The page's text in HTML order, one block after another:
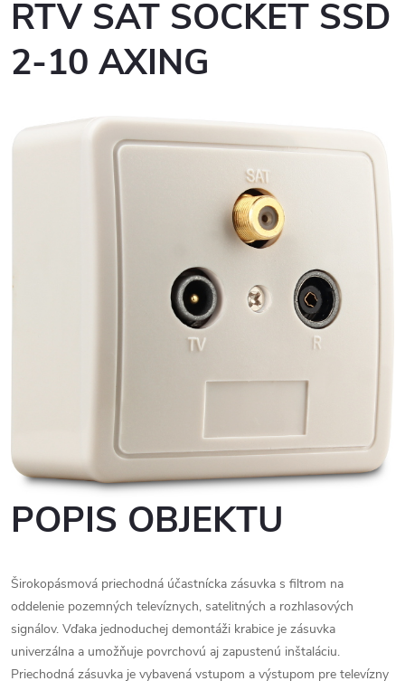
RTV SAT SOCKET SSD
2-10 AXING
POPIS OBJEKTU
Širokopásmová priechodná účastnícka zásuvka s filtrom na
oddelenie pozemných televíznych, satelitných a rozhlasových
signálov. Vďaka jednoduchej demontáži krabice je zásuvka
univerzálna a umožňuje povrchovú aj zapustenú inštaláciu.
Priechodná zásuvka je vybavená vstupom a výstupom pre televízny